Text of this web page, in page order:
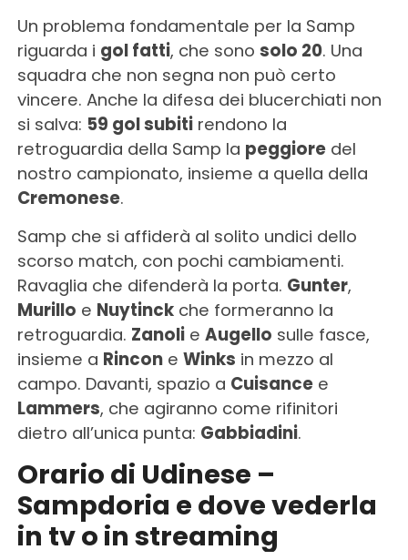
Un problema fondamentale per la Samp
riguarda i gol fatti, che sono solo 20. Una
squadra che non segna non può certo
vincere. Anche la difesa dei blucerchiati non
si salva: 59 gol subitirendono la
retroguardia della Samp la peggioredel
nostro campionato, insieme a quella della
Cremonese.
Samp che si affiderà al solito undici dello
scorso match, con pochi cambiamenti.
Ravaglia che difenderà la porta. Gunter,
Murillo e Nuytinckche formeranno la
retroguardia. Zanolie Augello sulle fasce,
insieme a Rincone Winks in mezzo al
campo. Davanti, spazio a Cuisancee
Lammers, che agiranno come rifinitori
dietro all’unica punta: Gabbiadini.
Orario di Udinese –
Sampdoria e dove vederla
in tv o in streaming